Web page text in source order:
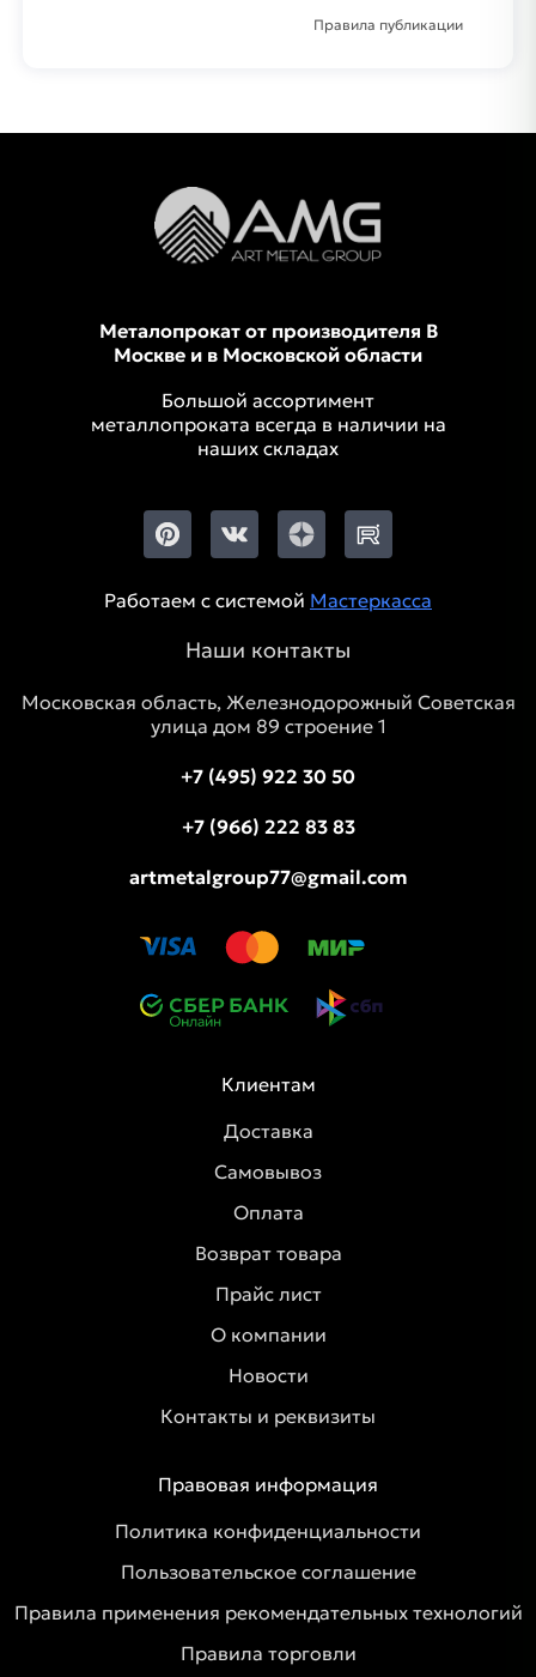
Правила публикации
Металопрокат от производителя В
Москве и в Московской области
Большой ассортимент
металлопроката всегда в наличии на
наших складах
Работаем с системой Мастеркасса
Наши контакты
Московская область, Железнодорожный Советская
улица дом 89 строение 1
+7 (495) 922 30 50
+7 (966) 222 83 83
artmetalgroup77@gmail.com
Клиентам
Доставка
Самовывоз
Оплата
Возврат товара
Прайс лист
О компании
Новости
Контакты и реквизиты
Правовая информация
Политика конфиденциальности
Пользовательское соглашение
Правила применения рекомендательных технологий
Правила торговли